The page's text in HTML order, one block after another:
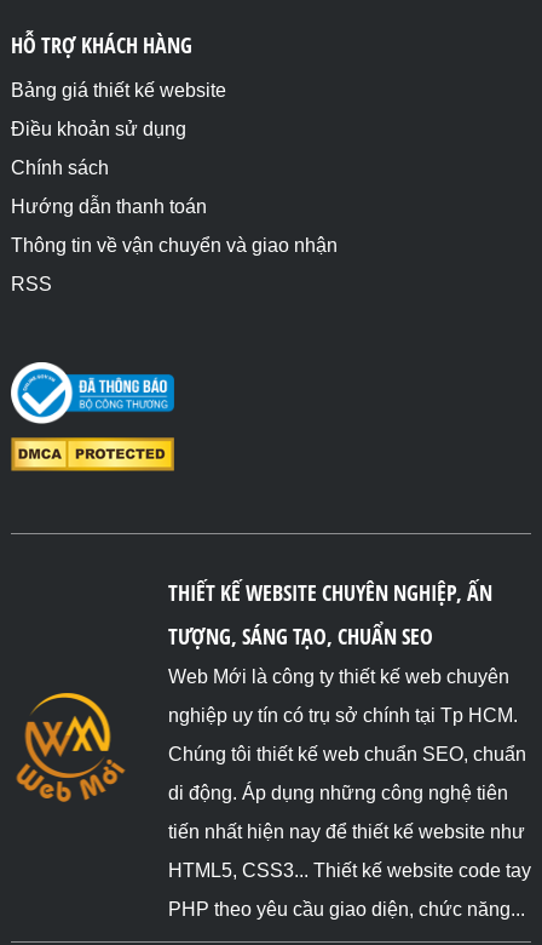
HỖ TRỢ KHÁCH HÀNG
Bảng giá thiết kế website
Điều khoản sử dụng
Chính sách
Hướng dẫn thanh toán
Thông tin về vận chuyển và giao nhận
RSS
THIẾT KẾ WEBSITE CHUYÊN NGHIỆP, ẤN
TƯỢNG, SÁNG TẠO, CHUẨN SEO
Web Mới là công ty thiết kế web chuyên
nghiệp uy tín có trụ sở chính tại Tp HCM.
Chúng tôi thiết kế web chuẩn SEO, chuẩn
di động. Áp dụng những công nghệ tiên
tiến nhất hiện nay để thiết kế website như
HTML5, CSS3... Thiết kế website code tay
PHP theo yêu cầu giao diện, chức năng...